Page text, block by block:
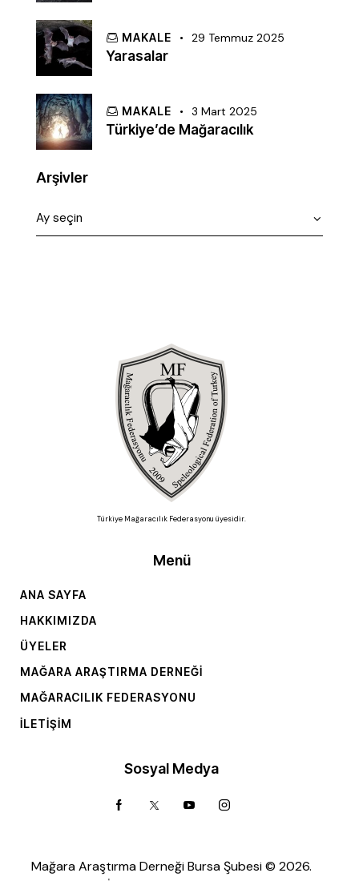
MAKALE 29 Temmuz 2025
Yarasalar
MAKALE 3 Mart 2025
Türkiye’de Mağaracılık
Arşivler
Türkiye Mağaracılık Federasyonu üyesidir.
Menü
ANA SAYFA
HAKKIMIZDA
ÜYELER
MAĞARA ARAŞTIRMA DERNEĞI
MAĞARACILIK FEDERASYONU
İLETIŞIM
Sosyal Medya
Mağara Araştırma Derneği Bursa Şubesi © 2026.